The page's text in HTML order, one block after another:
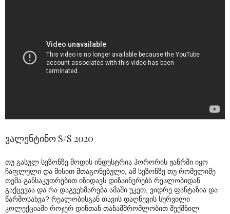
ვალენტინო S/S 2020
თუ გასულ სეზონზე მოდის ინდუსტრია ჰორორის ჟანრში იყო
ჩაფლული და მისით შთაგონებული, ამ სეზონზე თუ რომელიმე
თემა განსაკუთრებით იზიდავს დიზაინერებს რეალობიდან
გაქცევაა და რა დაგვეხმარება ამაში უკეთ, ვიდრე ფანტაზია და
წარმოსახვა? რეალობისგან თავის დაღწევის სურვილი
კოლექციაში როჯერ დინთან თანამშრომლობით შექმნილ